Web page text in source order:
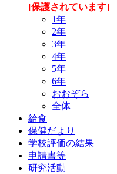
[保護されています]
1年
2年
3年
4年
5年
6年
おおぞら
全体
給食
保健だより
学校評価の結果
申請書等
研究活動